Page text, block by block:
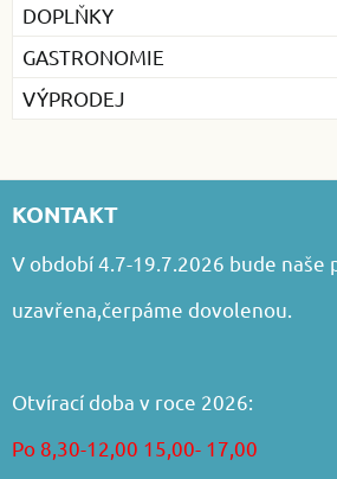
DOPLŇKY
GASTRONOMIE
VÝPRODEJ
KONTAKT
V období 4.7-19.7.2026 bude naše
uzavřena,čerpáme dovolenou.
Otvírací doba v roce 2026:
Po 8,30-12,00 15,00- 17,00